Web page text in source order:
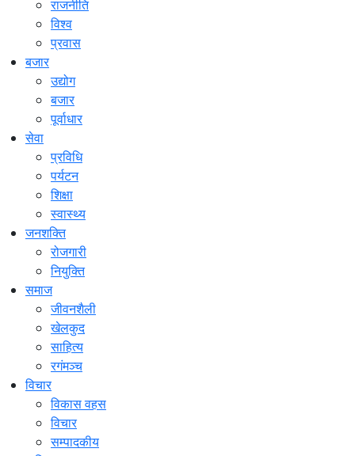
राजनीति
विश्व
प्रवास
बजार
उद्योग
बजार
पूर्वाधार
सेवा
प्रविधि
पर्यटन
शिक्षा
स्वास्थ्य
जनशक्ति
रोजगारी
नियुक्ति
समाज
जीवनशैली
खेलकुद
साहित्य
रगंमञ्च
विचार
विकास वहस
विचार
सम्पादकीय